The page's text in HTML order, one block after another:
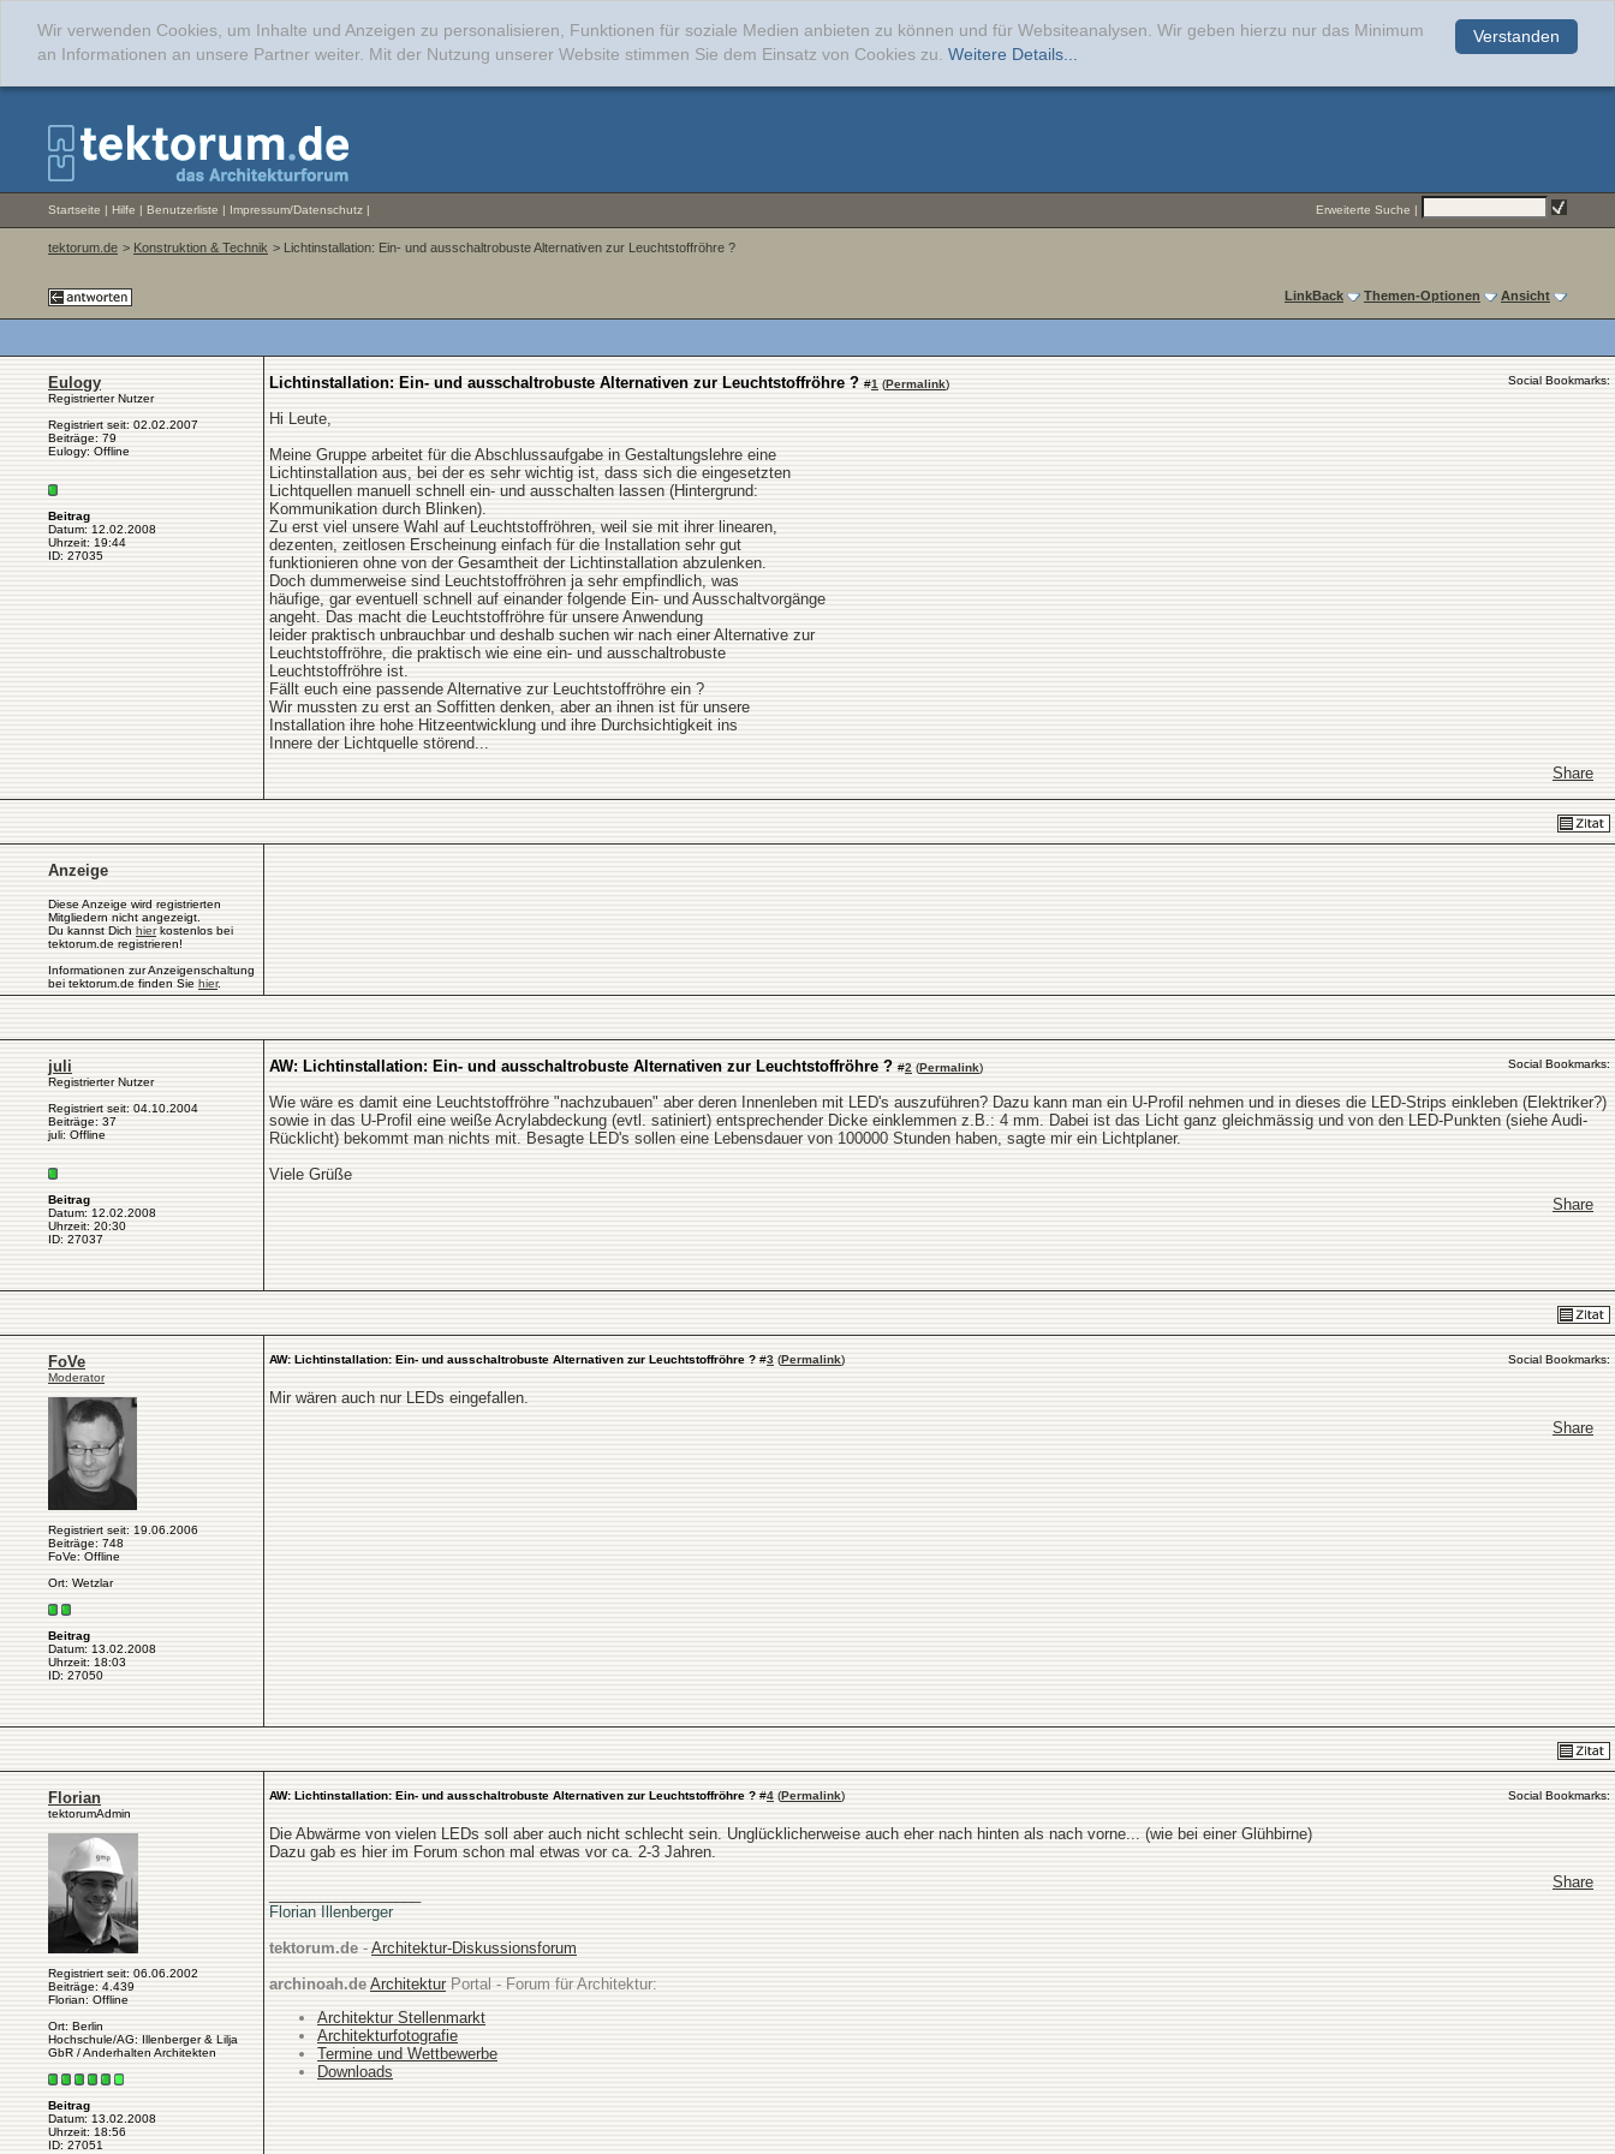
Verstanden
Wir verwenden Cookies, um Inhalte und Anzeigen zu personalisieren, Funktionen für soziale Medien anbieten zu können und für Websiteanalysen. Wir geben hierzu nur das Minimum
an Informationen an unsere Partner weiter. Mit der Nutzung unserer Website stimmen Sie dem Einsatz von Cookies zu. Weitere Details...
Startseite | Hilfe | Benutzerliste | Impressum/Datenschutz | Erweiterte Suche |
tektorum.de > Konstruktion & Technik > Lichtinstallation: Ein- und ausschaltrobuste Alternativen zur Leuchtstoffröhre ?
LinkBack Themen-Optionen Ansicht
Eulogy
Registrierter Nutzer
Registriert seit: 02.02.2007
Beiträge: 79
Eulogy: Offline
Beitrag
Datum: 12.02.2008
Uhrzeit: 19:44
ID: 27035
Lichtinstallation: Ein- und ausschaltrobuste Alternativen zur Leuchtstoffröhre ? #1 (Permalink) Social Bookmarks:
Hi Leute,
Meine Gruppe arbeitet für die Abschlussaufgabe in Gestaltungslehre eine
Lichtinstallation aus, bei der es sehr wichtig ist, dass sich die eingesetzten
Lichtquellen manuell schnell ein- und ausschalten lassen (Hintergrund:
Kommunikation durch Blinken).
Zu erst viel unsere Wahl auf Leuchtstoffröhren, weil sie mit ihrer linearen,
dezenten, zeitlosen Erscheinung einfach für die Installation sehr gut
funktionieren ohne von der Gesamtheit der Lichtinstallation abzulenken.
Doch dummerweise sind Leuchtstoffröhren ja sehr empfindlich, was
häufige, gar eventuell schnell auf einander folgende Ein- und Ausschaltvorgänge
angeht. Das macht die Leuchtstoffröhre für unsere Anwendung
leider praktisch unbrauchbar und deshalb suchen wir nach einer Alternative zur
Leuchtstoffröhre, die praktisch wie eine ein- und ausschaltrobuste
Leuchtstoffröhre ist.
Fällt euch eine passende Alternative zur Leuchtstoffröhre ein ?
Wir mussten zu erst an Soffitten denken, aber an ihnen ist für unsere
Installation ihre hohe Hitzeentwicklung und ihre Durchsichtigkeit ins
Innere der Lichtquelle störend...
Share
Anzeige
Diese Anzeige wird registrierten
Mitgliedern nicht angezeigt.
Du kannst Dich hierkostenlos bei
tektorum.de registrieren!
Informationen zur Anzeigenschaltung
bei tektorum.de finden Sie hier.
juli
Registrierter Nutzer
Registriert seit: 04.10.2004
Beiträge: 37
juli: Offline
Beitrag
Datum: 12.02.2008
Uhrzeit: 20:30
ID: 27037
AW: Lichtinstallation: Ein- und ausschaltrobuste Alternativen zur Leuchtstoffröhre ? #2 (Permalink) Social Bookmarks:
Wie wäre es damit eine Leuchtstoffröhre "nachzubauen" aber deren Innenleben mit LED's auszuführen? Dazu kann man ein U-Profil nehmen und in dieses die LED-Strips einkleben (Elektriker?)
sowie in das U-Profil eine weiße Acrylabdeckung (evtl. satiniert) entsprechender Dicke einklemmen z.B.: 4 mm. Dabei ist das Licht ganz gleichmässig und von den LED-Punkten (siehe Audi-
Rücklicht) bekommt man nichts mit. Besagte LED's sollen eine Lebensdauer von 100000 Stunden haben, sagte mir ein Lichtplaner.
Viele Grüße
Share
FoVe
Moderator
Registriert seit: 19.06.2006
Beiträge: 748
FoVe: Offline
Ort: Wetzlar
Beitrag
Datum: 13.02.2008
Uhrzeit: 18:03
ID: 27050
AW: Lichtinstallation: Ein- und ausschaltrobuste Alternativen zur Leuchtstoffröhre ? #3 (Permalink) Social Bookmarks:
Mir wären auch nur LEDs eingefallen.
Share
Florian
tektorumAdmin
Registriert seit: 06.06.2002
Beiträge: 4.439
Florian: Offline
Ort: Berlin
Hochschule/AG: Illenberger & Lilja
GbR / Anderhalten Architekten
Beitrag
Datum: 13.02.2008
Uhrzeit: 18:56
ID: 27051
AW: Lichtinstallation: Ein- und ausschaltrobuste Alternativen zur Leuchtstoffröhre ? #4 (Permalink) Social Bookmarks:
Die Abwärme von vielen LEDs soll aber auch nicht schlecht sein. Unglücklicherweise auch eher nach hinten als nach vorne... (wie bei einer Glühbirne)
Dazu gab es hier im Forum schon mal etwas vor ca. 2-3 Jahren.
Share
Florian Illenberger
tektorum.de - Architektur-Diskussionsforum
archinoah.de ArchitekturPortal - Forum für Architektur:
Architektur Stellenmarkt
Architekturfotografie
Termine und Wettbewerbe
Downloads